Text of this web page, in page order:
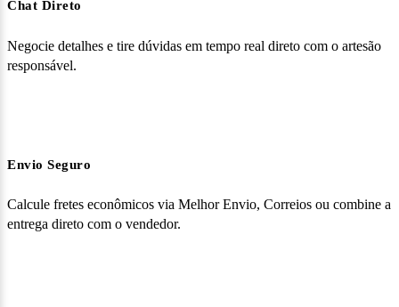
Chat Direto
Negocie detalhes e tire dúvidas em tempo real direto com o artesão
responsável.
Envio Seguro
Calcule fretes econômicos via Melhor Envio, Correios ou combine a
entrega direto com o vendedor.